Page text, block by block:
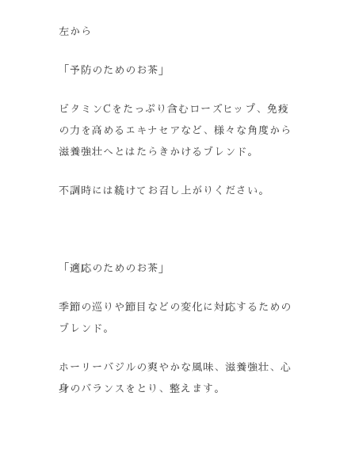
左から
「予防のためのお茶」
ビタミンCをたっぷり含むローズヒップ、免疫
の力を高めるエキナセアなど、様々な角度から
滋養強壮へとはたらきかけるブレンド。
不調時には続けてお召し上がりください。
「適応のためのお茶」
季節の巡りや節目などの変化に対応するための
ブレンド。
ホーリーバジルの爽やかな風味、滋養強壮、心
身のバランスをとり、整えます。